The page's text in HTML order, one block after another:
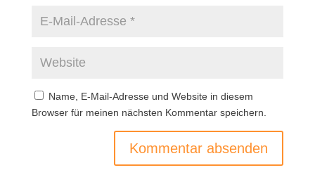
Name, E-Mail-Adresse und Website in diesem
Browser für meinen nächsten Kommentar speichern.